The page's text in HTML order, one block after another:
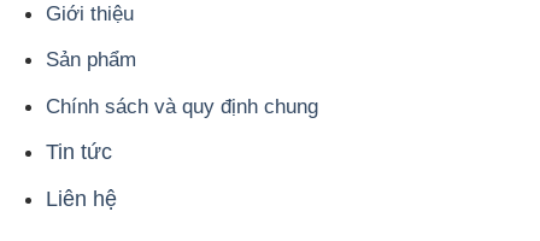
Giới thiệu
Sản phẩm
Chính sách và quy định chung
Tin tức
Liên hệ